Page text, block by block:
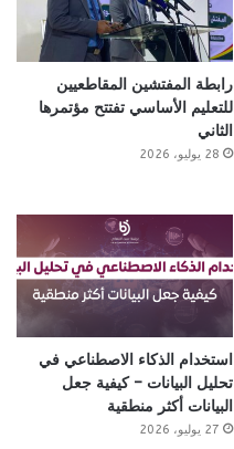
رابطة المفتشين المقاطعيين
للتعليم الأساسي تفتتح مؤتمرها
الثاني
28 يوليو، 2026
استخدام الذكاء الاصطناعي في
تحليل البيانات – كيفية جعل
البيانات أكثر منطقية
27 يوليو، 2026